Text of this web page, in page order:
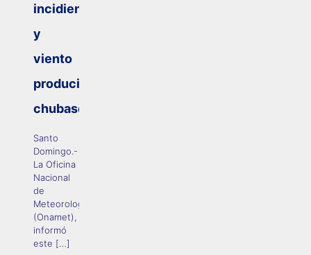
incidiendo
y
viento
producirá
chubascos
Santo
Domingo.-
La Oficina
Nacional
de
Meteorología
(Onamet),
informó
este […]